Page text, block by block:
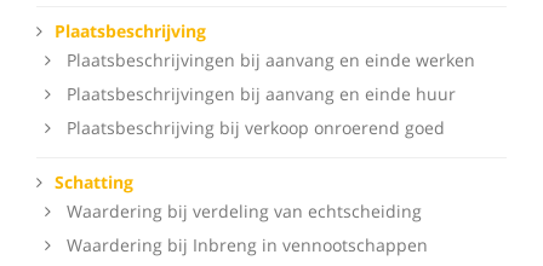
Plaatsbeschrijving
Plaatsbeschrijvingen bij aanvang en einde werken
Plaatsbeschrijvingen bij aanvang en einde huur
Plaatsbeschrijving bij verkoop onroerend goed
Schatting
Waardering bij verdeling van echtscheiding
Waardering bij Inbreng in vennootschappen